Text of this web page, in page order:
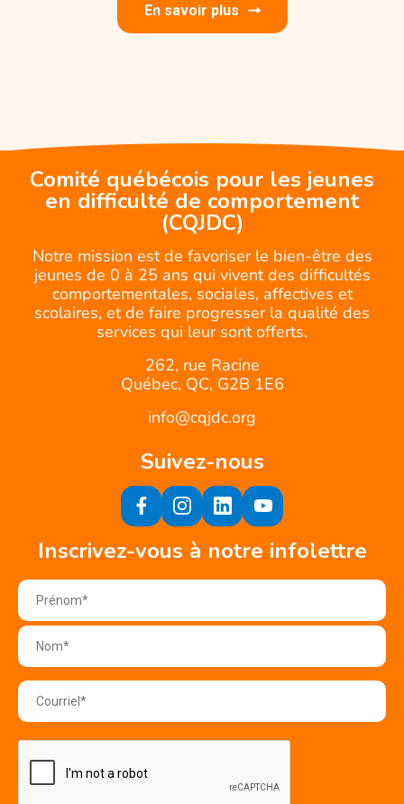
En savoir plus
Comité québécois pour les jeunes
en difficulté de comportement
(CQJDC)
Notre mission est de favoriser le bien-être des
jeunes de 0 à 25 ans qui vivent des difficultés
comportementales, sociales, affectives et
scolaires, et de faire progresser la qualité des
services qui leur sont offerts.
262, rue Racine
Québec, QC, G2B 1E6
info@cqjdc.org
Suivez-nous
Inscrivez-vous à notre infolettre